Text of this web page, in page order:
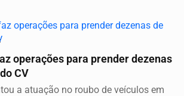
operações para prender dezenas
CV
a atuação no roubo de veículos em